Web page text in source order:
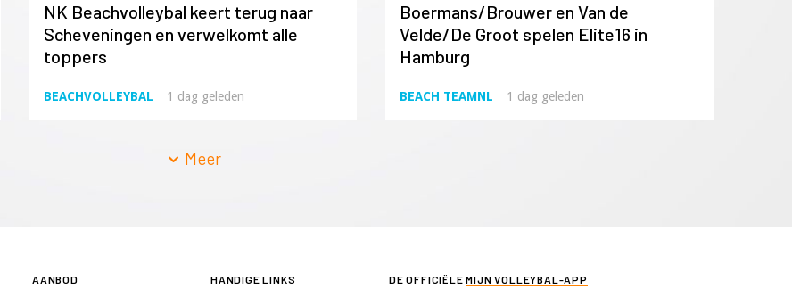
NK Beachvolleybal keert terug naar
Scheveningen en verwelkomt alle
toppers
BEACHVOLLEYBAL 1 dag geleden
Boermans/Brouwer en Van de
Velde/De Groot spelen Elite16 in
Hamburg
BEACH TEAMNL 1 dag geleden
Meer
AANBOD HANDIGE LINKS DE OFFICIËLEMIJN VOLLEYBAL-APP